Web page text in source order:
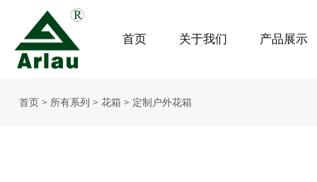
首页 关于我们 产品展示
首页> 所有系列 > 花箱 > 定制户外花箱